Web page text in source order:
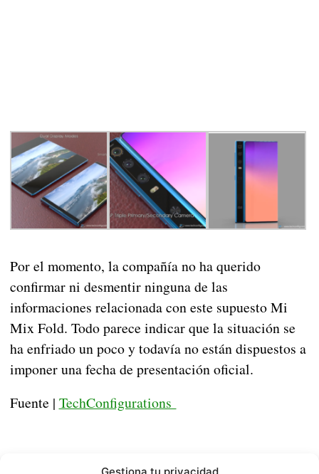
Por el momento, la compañía no ha querido
confirmar ni desmentir ninguna de las
informaciones relacionada con este supuesto Mi
Mix Fold. Todo parece indicar que la situación se
ha enfriado un poco y todavía no están dispuestos a
imponer una fecha de presentación oficial.
Fuente | TechConfigurations